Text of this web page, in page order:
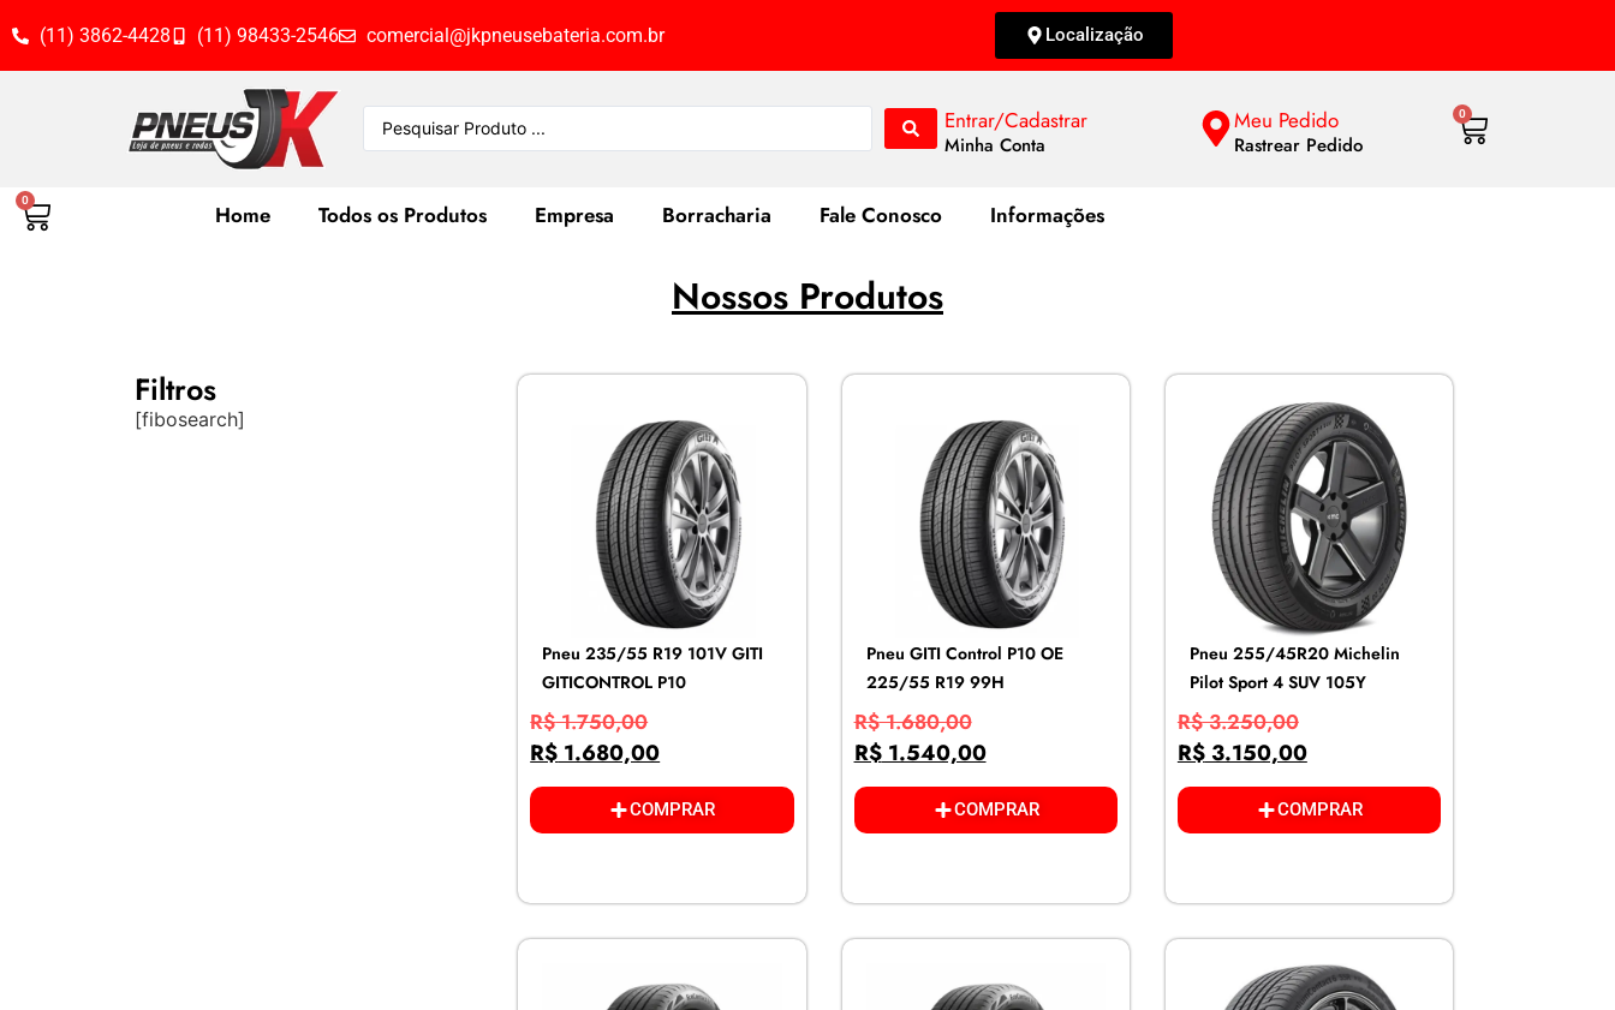
(11) 3862-4428 (11) 98433-2546 comercial@jkpneusebateria.com.br Localização
Entrar/Cadastrar
Minha Conta
Meu Pedido
Rastrear Pedido
0
0
Home Todos os Produtos Empresa Borracharia Fale Conosco Informações
Nossos Produtos
Filtros
[fibosearch]
Pneu 235/55 R19 101V GITI
GITICONTROL P10
R$1.750,00
R$ 1.680,00
COMPRAR
Pneu GITI Control P10 OE
225/55 R19 99H
R$1.680,00
R$1.540,00
COMPRAR
Pneu 255/45R20 Michelin
Pilot Sport 4 SUV 105Y
R$3.250,00
R$3.150,00
COMPRAR